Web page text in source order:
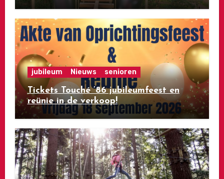
jubileum Nieuws senioren
Tickets Touché ’86 jubileumfeest en
reünie in de verkoop!